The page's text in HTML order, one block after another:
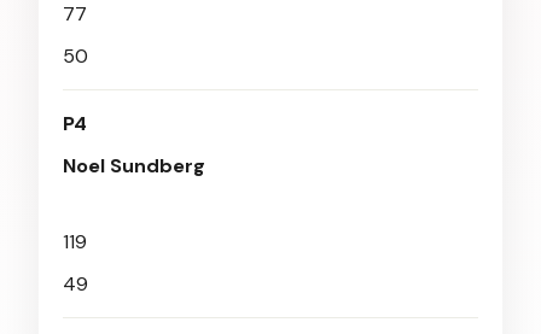
77
50
P4
Noel Sundberg
119
49